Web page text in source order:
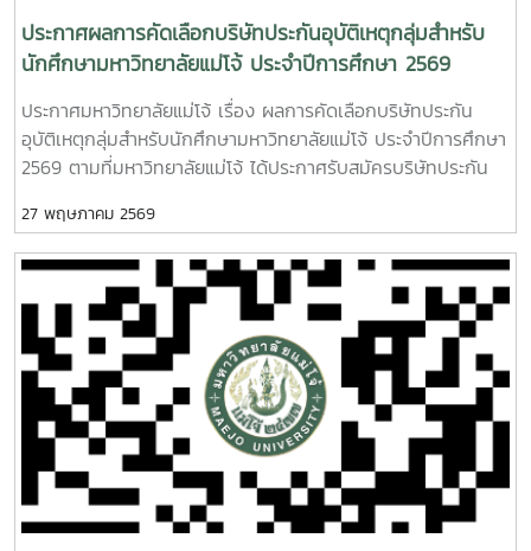
ประกาศผลการคัดเลือกบริษัทประกันอุบัติเหตุกลุ่มสำหรับ
นักศึกษามหาวิทยาลัยแม่โจ้ ประจำปีการศึกษา 2569
ประกาศมหาวิทยาลัยแม่โจ้ เรื่อง ผลการคัดเลือกบริษัทประกัน
อุบัติเหตุกลุ่มสำหรับนักศึกษามหาวิทยาลัยแม่โจ้ ประจำปีการศึกษา
2569 ตามที่มหาวิทยาลัยแม่โจ้ ได้ประกาศรับสมัครบริษัทประกัน
มหาวิทยาลัยแม่โจ้ ประจำปีการศึกษา 2569 นั้น มหาวิทยาลัยฯ ได้
พิจารณาคัดเลือกให้ บริษัท เออร์โกประกันภัย (ประเทศไทย)
จำกัด (มหาชน) เป็นผู้จัดทำประกันอุบัติเหตุกลุ่มสำหรับนักศึกษา
มหาวิทยาลัยแม่โจ้ ประจำปีการศึกษา 2569 ประกาศ ณ วันที่
พฤษภาคม พ.ศ. 2569 คลิกดูประกาศ
27 พฤษภาคม 2569